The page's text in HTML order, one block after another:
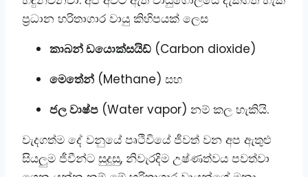
ප්‍රධාන හරිතාගාර වායු කිහිපයක් ලෙස
කාබන් ඩයොක්සයිඩ් (Carbon dioxide)
මෙතේන් (Methane) සහ
ජල වාෂ්ප (Water vapor) නම් කල හැකියි.
​වැදගත්ම දේ වනුයේ පෘථිවියේ ජීවත් වන අප ඇතුළු
සියලුම ජීවීන්ට සුදුසු, නිවැරදිම උෂ්ණත්වය පවත්වා